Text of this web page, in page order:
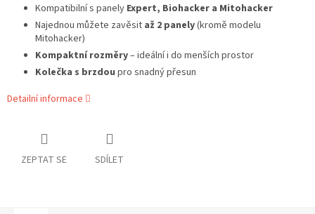
Kompatibilní s panely Expert, Biohacker a Mitohacker
Najednou můžete zavěsit až 2 panely(kromě modelu
Mitohacker)
Kompaktní rozměry– ideální i do menších prostor
Kolečka s brzdou pro snadný přesun
Detailní informace
ZEPTAT SE SDÍLET